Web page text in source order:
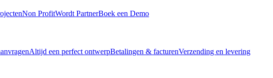
Non ProfitWordt PartnerBoek een Demo
Altijd een perfect ontwerpBetalingen & facturenVerzending en levering